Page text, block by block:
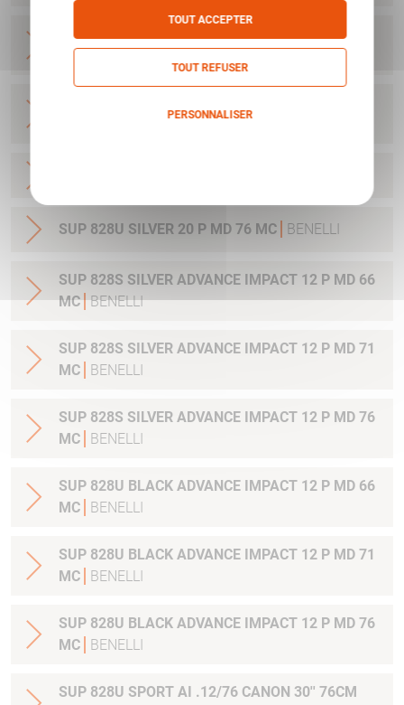
SUP 828U BECCACCIA 20 P MD 66 CHOKE
AMPLIATOR
SUP 828U SILVER 20 P MD 76 MC BENELLI
SUP 828S SILVER ADVANCE IMPACT 12 P MD 66
MC BENELLI
SUP 828S SILVER ADVANCE IMPACT 12 P MD 71
MC
BENELLI
SUP 828S SILVER ADVANCE IMPACT 12 P MD 76
MC
BENELLI
SUP 828U BLACK ADVANCE IMPACT 12 P MD 66
MC
BENELLI
SUP 828U BLACK ADVANCE IMPACT 12 P MD 71
MC
BENELLI
SUP 828U BLACK ADVANCE IMPACT 12 P MD 76
MC
BENELLI
SUP 828U SPORT AI .12/76 CANON 30'' 76CM
TOUT ACCEPTER
TOUT REFUSER
PERSONNALISER